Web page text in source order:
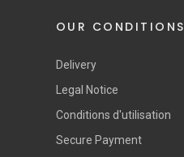
OUR CONDITIONS
Delivery
Legal Notice
Conditions d'utilisation
Secure Payment